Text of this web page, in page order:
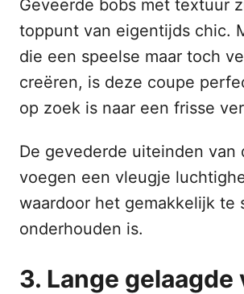
Geveerde bobs met textuur
toppunt van eigentijds chic.
die een speelse maar toch
creëren, is deze coupe
op zoek is naar een frisse
De gevederde uiteinden van
voegen een vleugje
waardoor het gemakkelijk te
onderhouden is.
3. Lange gelaagde